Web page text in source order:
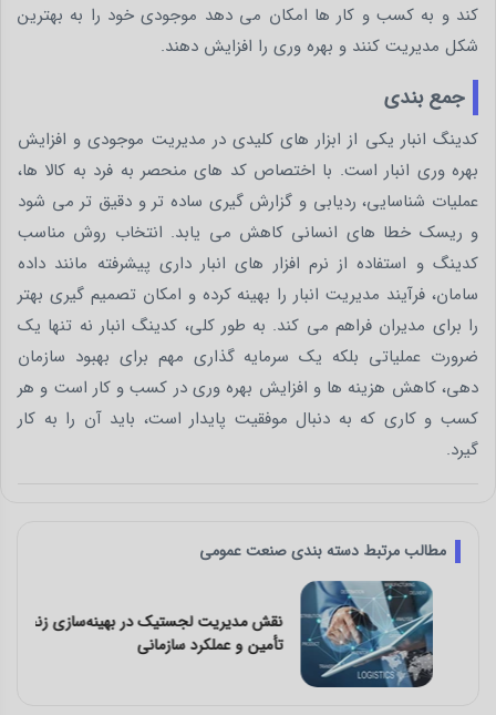
کند و به کسب و کار ها امکان می دهد موجودی خود را به بهترین
شکل مدیریت کنند و بهره وری را افزایش دهند.
جمع بندی
کدینگ انبار یکی از ابزار های کلیدی در مدیریت موجودی و افزایش
بهره وری انبار است. با اختصاص کد های منحصر به فرد به کالا ها،
عملیات شناسایی، ردیابی و گزارش گیری ساده تر و دقیق تر می شود
و ریسک خطا های انسانی کاهش می یابد. انتخاب روش مناسب
کدینگ و استفاده از نرم افزار های انبار داری پیشرفته مانند داده
سامان، فرآیند مدیریت انبار را بهینه کرده و امکان تصمیم گیری بهتر
را برای مدیران فراهم می کند. به طور کلی، کدینگ انبار نه تنها یک
ضرورت عملیاتی بلکه یک سرمایه گذاری مهم برای بهبود سازمان
دهی، کاهش هزینه ها و افزایش بهره وری در کسب و کار است و هر
کسب و کاری که به دنبال موفقیت پایدار است، باید آن را به کار
گیرد.
مطالب مرتبط دسته بندی صنعت عمومی
نقش مدیریت لجستیک در بهینه‌سازی زنجیره
تأمین و عملکرد سازمانی